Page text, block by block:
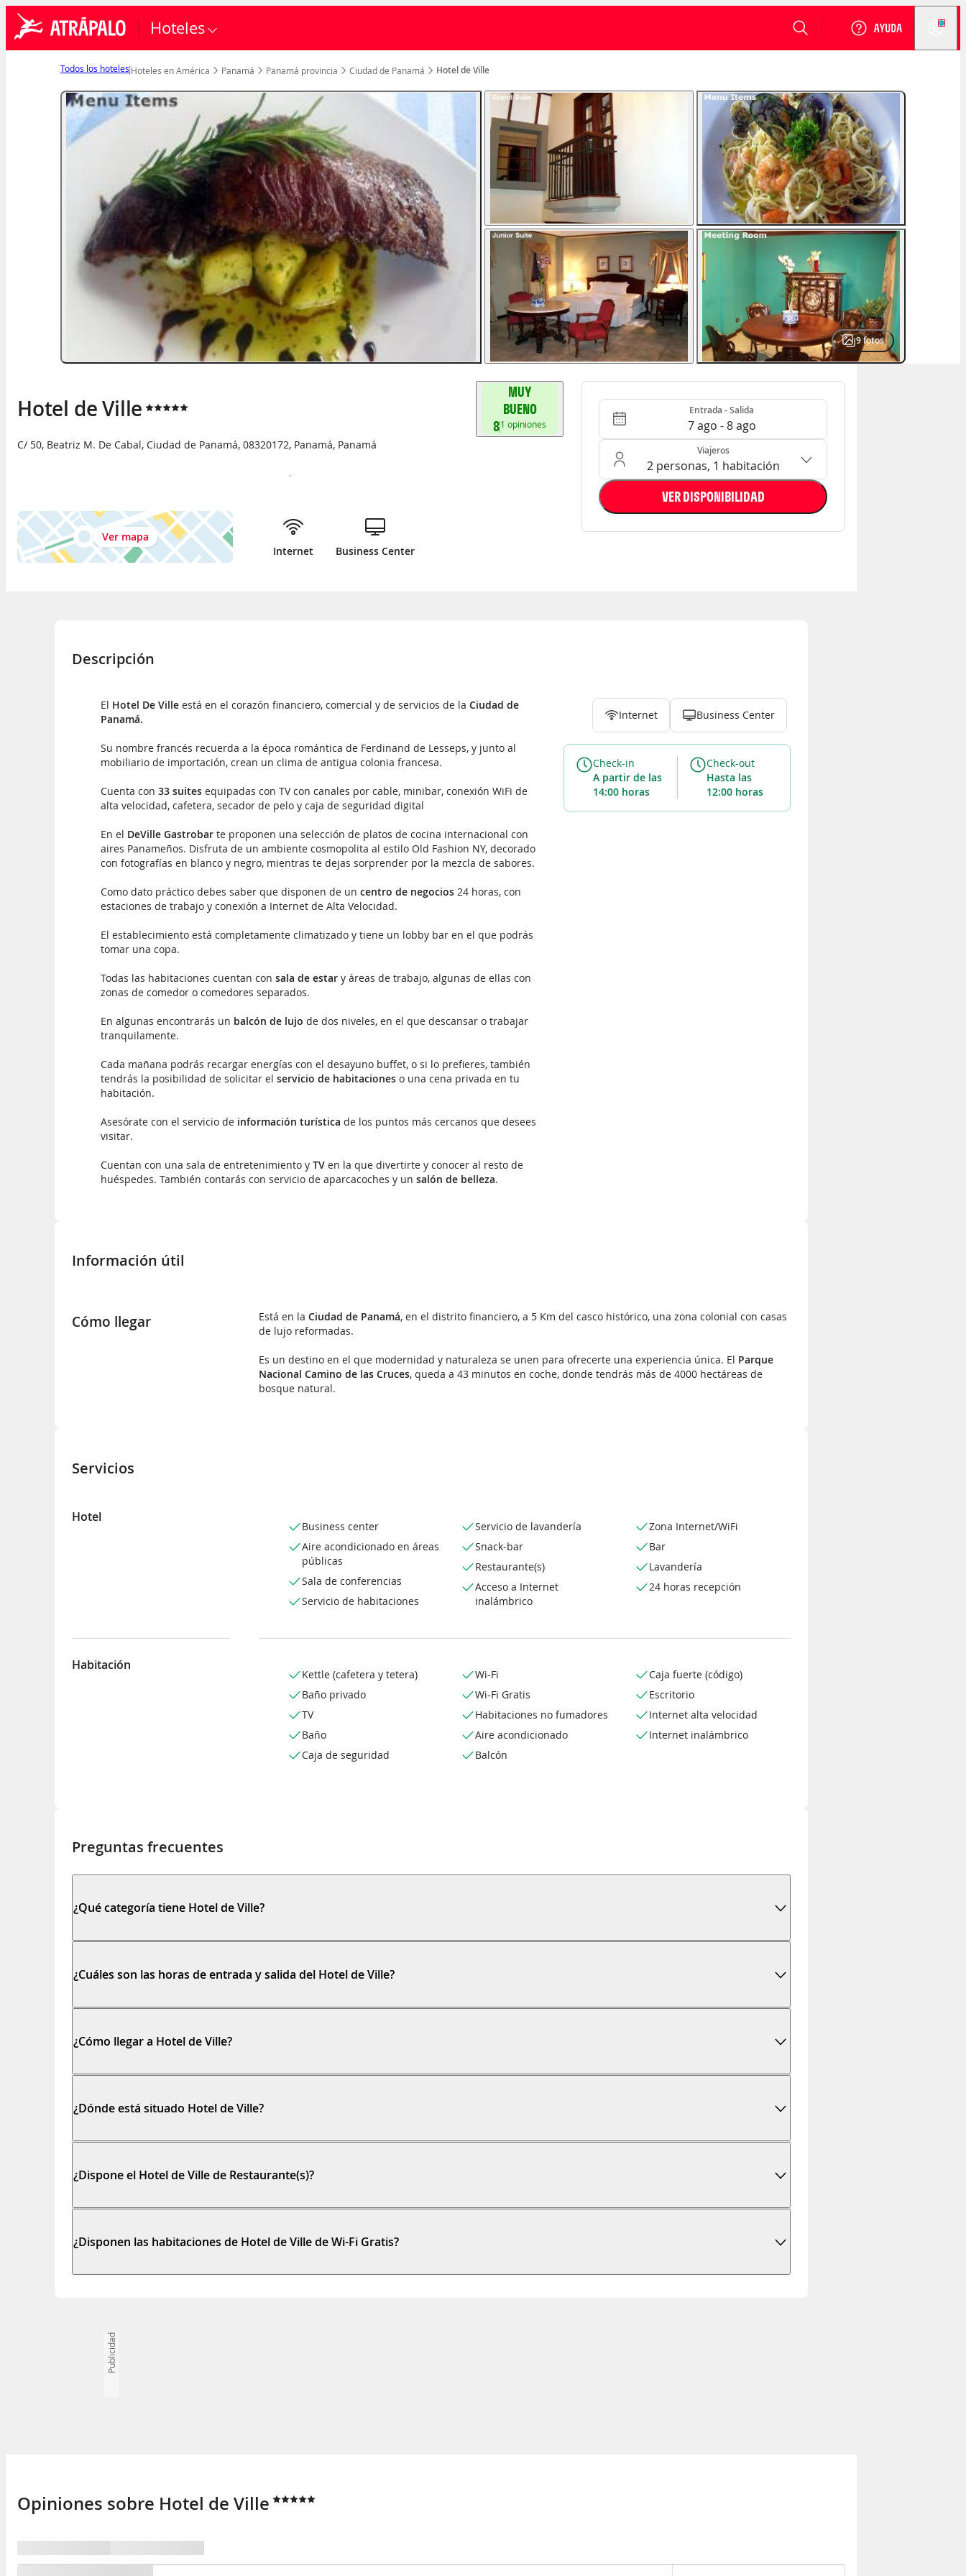
Hoteles
VER DISPONIBILIDAD
Todos los hoteles Hoteles en América Panamá Panamá provincia Ciudad de Panamá Hotel de Ville
9fotos
Hotel de Ville
C/ 50, Beatriz M. De Cabal, Ciudad de Panamá, 08320172, Panamá, Panamá
MUY
BUENO
81 opiniones
Ver mapa
Internet
Business Center
Entrada - Salida Entrada - Salida
7 ago - 8 ago
Ocupación: 2 personas, 1 habitación
Viajeros
2 personas, 1 habitación
VER DISPONIBILIDAD
Descripción
El Hotel De Ville está en el corazón financiero, comercial y de servicios de la Ciudad de
Panamá.
Su nombre francés recuerda a la época romántica de Ferdinand de Lesseps, y junto al
mobiliario de importación, crean un clima de antigua colonia francesa.
Cuenta con 33 suites equipadas con TV con canales por cable, minibar, conexión WiFi de
alta velocidad, cafetera, secador de pelo y caja de seguridad digital
En el DeVille Gastrobar te proponen una selección de platos de cocina internacional con
aires Panameños. Disfruta de un ambiente cosmopolita al estilo Old Fashion NY, decorado
con fotografías en blanco y negro, mientras te dejas sorprender por la mezcla de sabores.
Como dato práctico debes saber que disponen de un centro de negocios 24 horas, con
estaciones de trabajo y conexión a Internet de Alta Velocidad.
El establecimiento está completamente climatizado y tiene un lobby bar en el que podrás
tomar una copa.
Todas las habitaciones cuentan con sala de estar y áreas de trabajo, algunas de ellas con
zonas de comedor o comedores separados.
En algunas encontrarás un balcón de lujo de dos niveles, en el que descansar o trabajar
tranquilamente.
Cada mañana podrás recargar energías con el desayuno buffet, o si lo prefieres, también
tendrás la posibilidad de solicitar el servicio de habitaciones o una cena privada en tu
habitación.
Asesórate con el servicio de información turística de los puntos más cercanos que desees
visitar.
Cuentan con una sala de entretenimiento y TV en la que divertirte y conocer al resto de
huéspedes. También contarás con servicio de aparcacoches y un salón de belleza.
Internet Business Center
Check-in
a partir de las
14:00 horas
Check-out
hasta las
12:00 horas
Información útil
Cómo llegar Está en la Ciudad de Panamá, en el distrito financiero, a 5 Km del casco histórico, una zona colonial con casas
de lujo reformadas.
Es un destino en el que modernidad y naturaleza se unen para ofrecerte una experiencia única. El Parque
Nacional Camino de las Cruces, queda a 43 minutos en coche, donde tendrás más de 4000 hectáreas de
bosque natural.
Servicios
Hotel
Business center
Aire acondicionado en áreas
públicas
Sala de conferencias
Servicio de habitaciones
Servicio de lavandería
Snack-bar
Restaurante(s)
Acceso a Internet
inalámbrico
Zona Internet/WiFi
Bar
Lavandería
24 horas recepción
Habitación
Kettle (cafetera y tetera)
Baño privado
TV
Baño
Caja de seguridad
Wi-Fi
Wi-Fi Gratis
Habitaciones no fumadores
Aire acondicionado
Balcón
Caja fuerte (código)
Escritorio
Internet alta velocidad
Internet inalámbrico
Preguntas frecuentes
¿Qué categoría tiene Hotel de Ville?
¿Cuáles son las horas de entrada y salida del Hotel de Ville?
¿Cómo llegar a Hotel de Ville?
¿Dónde está situado Hotel de Ville?
¿Dispone el Hotel de Ville de Restaurante(s)?
¿Disponen las habitaciones de Hotel de Ville de Wi-Fi Gratis?
Publicidad
Opiniones sobre Hotel de Ville